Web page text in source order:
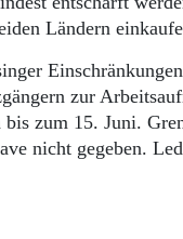
Ländern
zur
zum 15. Juni.
nicht gegeben.